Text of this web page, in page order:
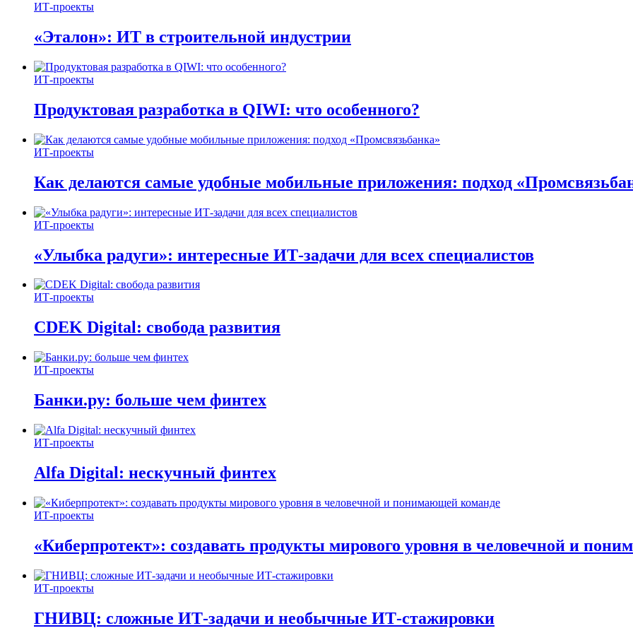
ИТ-проекты
«Эталон»: ИТ в строительной индустрии
ИТ-проекты
Продуктовая разработка в QIWI: что особенного?
ИТ-проекты
Как делаются самые удобные мобильные приложения: подход
ИТ-проекты
«Улыбка радуги»: интересные ИТ-задачи для всех специалистов
ИТ-проекты
CDEK Digital: свобода развития
ИТ-проекты
Банки.ру: больше чем финтех
ИТ-проекты
Alfa Digital: нескучный финтех
ИТ-проекты
«Киберпротект»: создавать продукты мирового уровня в человечной и
ИТ-проекты
ГНИВЦ: сложные ИТ‑задачи и необычные ИТ‑стажировки